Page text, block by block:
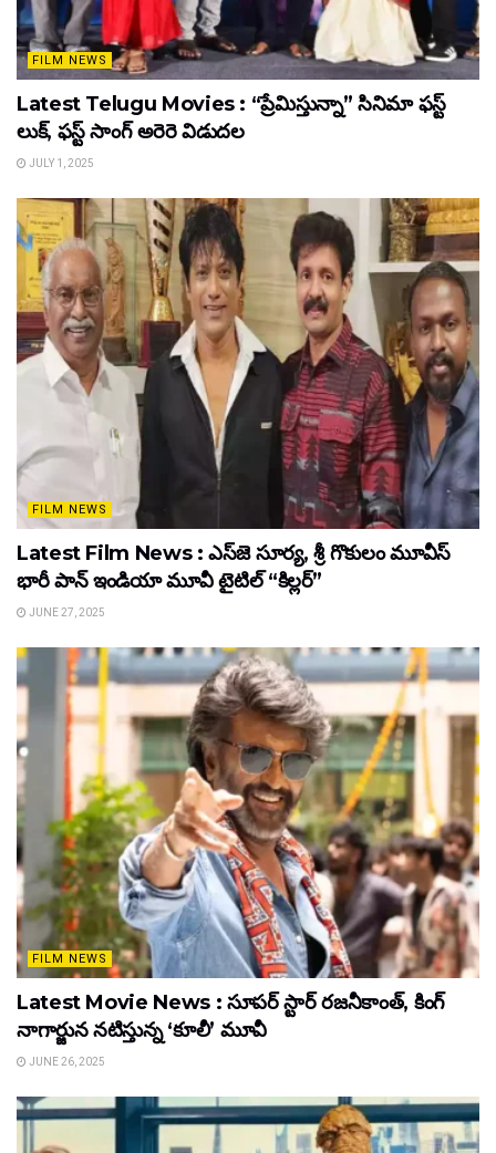
FILM NEWS
Latest Telugu Movies : “ప్రేమిస్తున్నా” సినిమా ఫస్ట్
లుక్, ఫస్ట్ సాంగ్ అరెరె విడుదల
JULY 1, 2025
FILM NEWS
Latest Film News : ఎస్‌జె సూర్య, శ్రీ గొకులం మూవీస్‌
భారీ పాన్‌ ఇండియా మూవీ టైటిల్ “కిల్లర్”
JUNE 27, 2025
FILM NEWS
Latest Movie News : సూపర్ స్టార్ రజనీకాంత్, కింగ్
నాగార్జున నటిస్తున్న ‘కూలీ’ మూవీ
JUNE 26, 2025